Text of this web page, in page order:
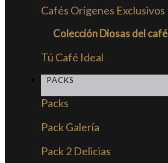
Cafés Orígenes Exclusivos
Colección Diosas del café
Tú Café Ideal
PACKS
Packs
Pack Galería
Pack 2 Delicias